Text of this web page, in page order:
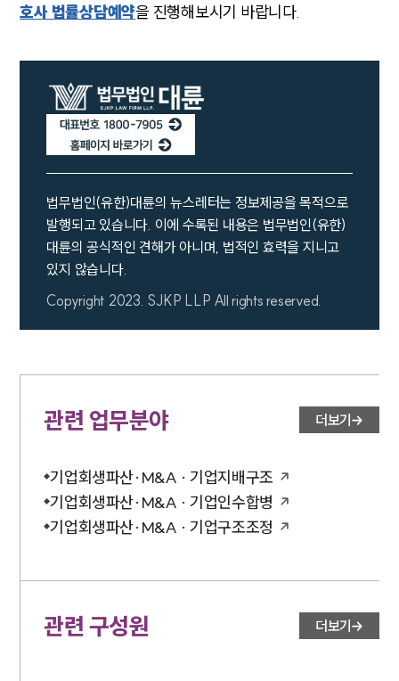
SERVICES
기업법무그룹 업무
전체
PROFESSIONALS
기업전문변호사
ABOUT
대륜의 강점
업무협력·법률자문 기업
오시는 길
통합검색
AI대륜
주요 업무사례
사례분석/최신동향
호사 법률상담예약을 진행해보시기 바랍니다.
법무법인(유한)대륜의 뉴스레터는 정보제공을 목적으로
발행되고 있습니다. 이에 수록된 내용은 법무법인(유한)
대륜의 공식적인 견해가 아니며, 법적인 효력을 지니고
있지 않습니다.
Copyright 2023. SJKP LLP All rights reserved.
관련 업무분야 더보기
기업회생파산·M&A · 기업지배구조
기업회생파산·M&A · 기업인수합병
기업회생파산·M&A · 기업구조조정
관련 구성원 더보기